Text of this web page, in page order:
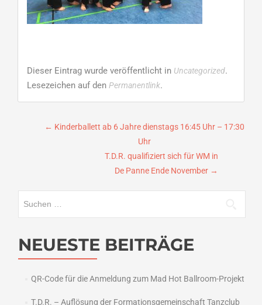
Dieser Eintrag wurde veröffentlicht in Uncategorized.
Lesezeichen auf den Permanentlink.
Beitragsnavigation
← Kinderballett ab 6 Jahre dienstags 16:45 Uhr – 17:30
Uhr
T.D.R. qualifiziert sich für WM in
De Panne Ende November →
NEUESTE BEITRÄGE
QR-Code für die Anmeldung zum Mad Hot Ballroom-Projekt
T.D.R. – Auflösung der Formationsgemeinschaft Tanzclub